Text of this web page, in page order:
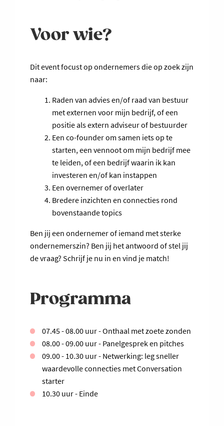
Voor wie?
Dit event focust op ondernemers die op zoek zijn
naar:
Raden van advies en/of raad van bestuur
met externen voor mijn bedrijf, of een
positie als extern adviseur of bestuurder
Een co-founder om samen iets op te
starten, een vennoot om mijn bedrijf mee
te leiden, of een bedrijf waarin ik kan
investeren en/of kan instappen
Een overnemer of overlater
Bredere inzichten en connecties rond
bovenstaande topics
Ben jij een ondernemer of iemand met sterke
ondernemerszin? Ben jij het antwoord of stel jij
de vraag? Schrijf je nu in en vind je match!
Programma
07.45 - 08.00 uur - Onthaal met zoete zonden
08.00 - 09.00 uur - Panelgesprek en pitches
09.00 - 10.30 uur - Netwerking: leg sneller
waardevolle connecties met Conversation
starter
10.30 uur - Einde